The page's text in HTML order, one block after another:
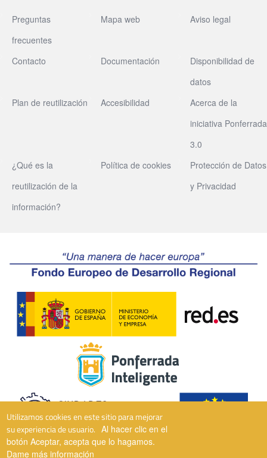
Preguntas
frecuentes
Mapa web Aviso legal
Contacto Documentación
Disponibilidad de
datos
Plan de reutilización
Accesibilidad
Acerca de la
iniciativa Ponferrada
3.0
¿Qué es la
reutilización de la
información?
Política de cookies
Protección de Datos
y Privacidad
Utilizamos cookies en este sitio para mejorar
su experiencia de usuario. Al hacer clic en el
botón Aceptar, acepta que lo hagamos.
Dame más información